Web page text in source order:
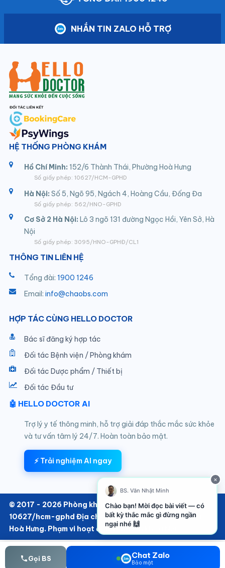
×
BS. Văn Nhật Minh
Chào bạn! Mời đọc bài viết — có
bất kỳ thắc mắc gì đừng ngần
ngại nhé 🙌
NHẮN TIN ZALO HỖ TRỢ
HỆ THỐNG PHÒNG KHÁM
Hồ Chí Minh: 152/6 Thành Thái, Phường Hoà Hưng
Số giấy phép: 10627/HCM-GPHD
Hà Nội: Số 5, Ngõ 95, Ngách 4, Hoàng Cầu, Đống Đa
Số giấy phép: 562/HNO-GPHD
Cơ Sở 2 Hà Nội: Lô 3 ngõ 131 đường Ngọc Hồi, Yên Sở, Hà
Nội
Số giấy phép: 3095/HNO-GPHĐ/CL1
THÔNG TIN LIÊN HỆ
Tổng đài: 1900 1246
Email: info@chaobs.com
HỢP TÁC CÙNG HELLO DOCTOR
Bác sĩ đăng ký hợp tác
Đối tác Bệnh viện / Phòng khám
Đối tác Dược phẩm / Thiết bị
Đối tác Đầu tư
🤖 HELLO DOCTOR AI
Trợ lý y tế thông minh, hỗ trợ giải đáp thắc mắc sức khỏe
và tư vấn tâm lý 24/7. Hoàn toàn bảo mật.
⚡ Trải nghiệm AI ngay
© 2017 - 2026 Phòng khám SKTT thuộc Hello Doctor Số:
10627/hcm-gphd Địa chỉ: 152/6 Thành Thái, Phường
Hoà Hưng. Phạm vi hoạt động chuyên khoa Nội
Gọi BS Chat Zalo
Bảo mật